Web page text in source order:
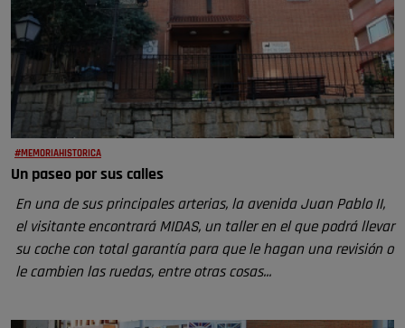
#MEMORIAHISTORICA
Un paseo por sus calles
En una de sus principales arterias, la avenida Juan Pablo II,
el visitante encontrará MIDAS, un taller en el que podrá llevar
su coche con total garantía para que le hagan una revisión o
le cambien las ruedas, entre otras cosas...